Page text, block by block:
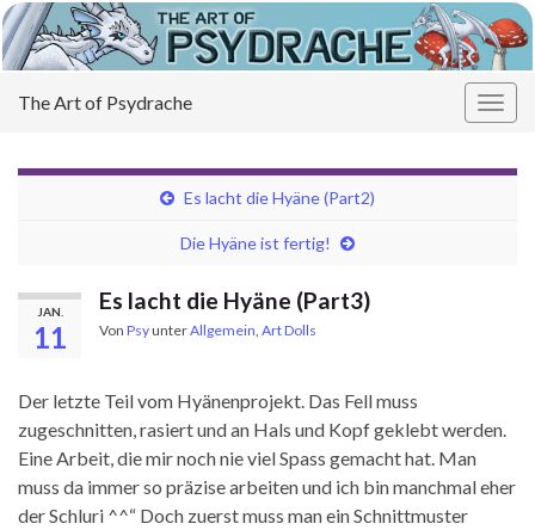
The Art of Psydrache
Es lacht die Hyäne (Part2)
Die Hyäne ist fertig!
JAN.
11
Es lacht die Hyäne (Part3)
Von PsyunterAllgemein Art Dolls
Der letzte Teil vom Hyänenprojekt. Das Fell muss
zugeschnitten, rasiert und an Hals und Kopf geklebt werden.
Eine Arbeit, die mir noch nie viel Spass gemacht hat. Man
muss da immer so präzise arbeiten und ich bin manchmal eher
der Schluri ^^“ Doch zuerst muss man ein Schnittmuster